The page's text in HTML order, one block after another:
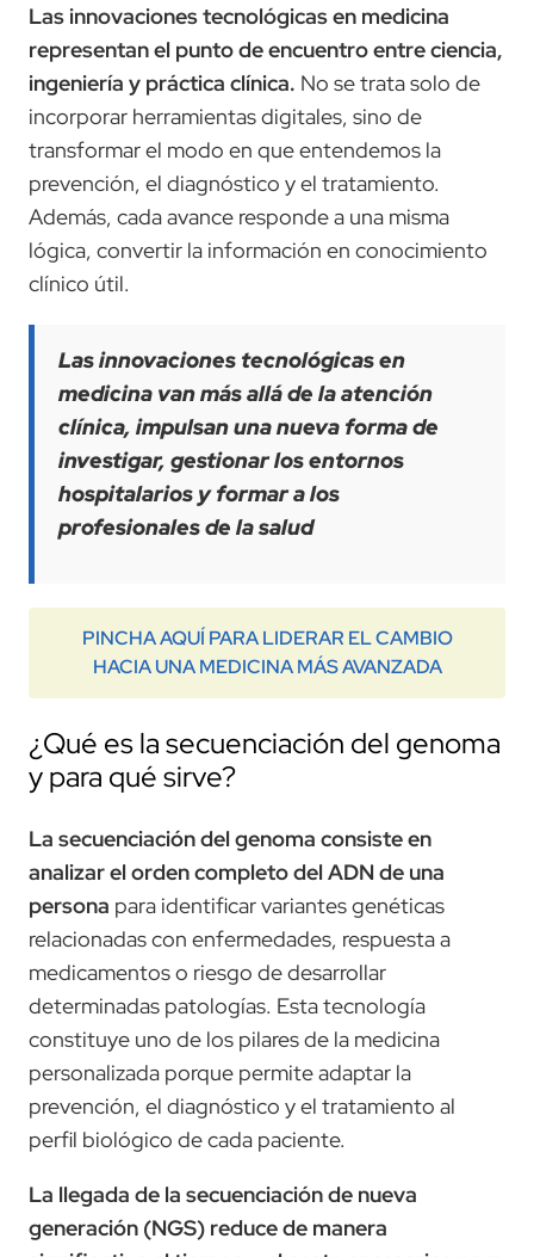
Las innovaciones tecnológicas en medicina
representan el punto de encuentro entre ciencia,
ingeniería y práctica clínica. No se trata solo de
incorporar herramientas digitales, sino de
transformar el modo en que entendemos la
prevención, el diagnóstico y el tratamiento.
Además, cada avance responde a una misma
lógica, convertir la información en conocimiento
clínico útil.
Las innovaciones tecnológicas en
medicina van más allá de la atención
clínica, impulsan una nueva forma de
investigar, gestionar los entornos
hospitalarios y formar a los
profesionales de la salud
PINCHA AQUÍ PARA LIDERAR EL CAMBIO
HACIA UNA MEDICINA MÁS AVANZADA
¿Qué es la secuenciación del genoma
y para qué sirve?
La secuenciación del genoma consiste en
analizar el orden completo del ADN de una
persona para identificar variantes genéticas
relacionadas con enfermedades, respuesta a
medicamentos o riesgo de desarrollar
determinadas patologías. Esta tecnología
constituye uno de los pilares de la medicina
personalizada porque permite adaptar la
prevención, el diagnóstico y el tratamiento al
perfil biológico de cada paciente.
La llegada de la secuenciación de nueva
generación (NGS) reduce de manera